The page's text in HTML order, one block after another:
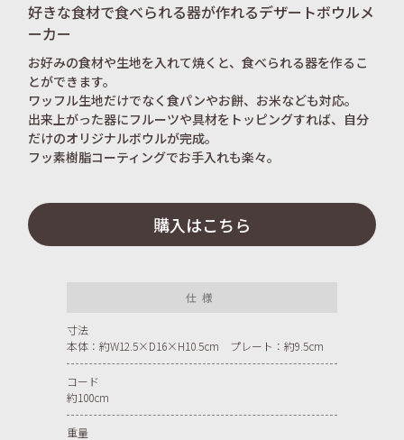
好きな食材で食べられる器が作れるデザートボウルメ
ーカー
お好みの食材や生地を入れて焼くと、食べられる器を作るこ
とができます。
ワッフル生地だけでなく食パンやお餅、お米なども対応。
出来上がった器にフルーツや具材をトッピングすれば、自分
だけのオリジナルボウルが完成。
フッ素樹脂コーティングでお手入れも楽々。
購入はこちら
仕様
寸法
本体：約W12.5×D16×H10.5cm プレート：約9.5cm
コード
約100cm
重量